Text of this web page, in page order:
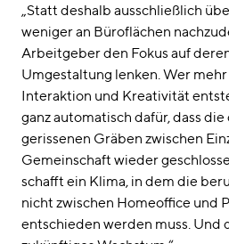
„Statt deshalb ausschließlich
weniger an Büroflächen
Arbeitgeber den Fokus auf
Umgestaltung lenken. Wer
Interaktion und Kreativität
ganz automatisch dafür, dass
gerissenen Gräben zwischen
Gemeinschaft wieder
schafft ein Klima, in dem die
nicht zwischen Homeoffice und
entschieden werden muss. Und